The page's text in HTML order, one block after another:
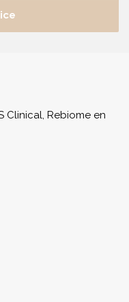
Clinical, Rebiome en